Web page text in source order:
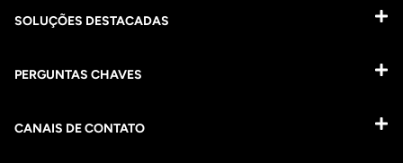
SOLUÇÕES DESTACADAS
PERGUNTAS CHAVES​
CANAIS DE CONTATO